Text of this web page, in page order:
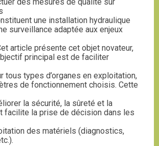
des mesures de qualité sur
une installation hydraulique
surveillance adaptée aux enjeux
article présente cet objet novateur,
principal est de faciliter
tous types d’organes en exploitation,
de fonctionnement choisis. Cette
la sécurité, la sûreté et la
facilite la prise de décision dans les
des matériels (diagnostics,